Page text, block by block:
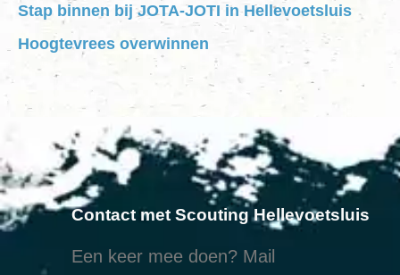
Stap binnen bij JOTA-JOTI in Hellevoetsluis
Hoogtevrees overwinnen
Contact met Scouting Hellevoetsluis
Een keer mee doen? Mail